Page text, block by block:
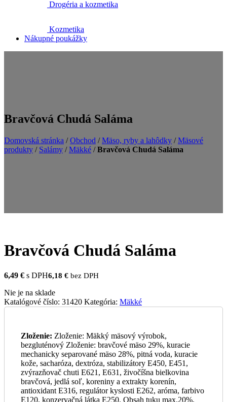
Drogéria a kozmetika
Kozmetika
Nákupné poukážky
Bravčová Chudá Saláma
Domovská stránka /Obchod /Mäso, ryby a lahôdky /Mäsové
produkty / Salámy /Mäkké /Bravčová Chudá Saláma
Bravčová Chudá Saláma
6,49 € s DPH6,18 € bez DPH
Nie je na sklade
Katalógové číslo: 31420 Kategória: Mäkké
Zloženie: Zloženie: Mäkký mäsový výrobok,
bezgluténový Zloženie: bravčové mäso 29%, kuracie
mechanicky separované mäso 28%, pitná voda, kuracie
kože, sacharóza, dextróza, stabilizátory E450, E451,
zvýrazňovač chuti E621, E631, živočíšna bielkovina
bravčová, jedlá soľ, koreniny a extrakty korenín,
antioxidant E316, regulátor kyslosti E262, aróma, farbivo
E120, konzervačná látka E250. Obsah tuku max.20%.